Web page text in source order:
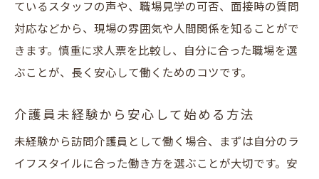
ているスタッフの声や、職場見学の可否、面接時の質問
対応などから、現場の雰囲気や人間関係を知ることがで
きます。慎重に求人票を比較し、自分に合った職場を選
ぶことが、長く安心して働くためのコツです。
介護員未経験から安心して始める方法
未経験から訪問介護員として働く場合、まずは自分のラ
イフスタイルに合った働き方を選ぶことが大切です。安